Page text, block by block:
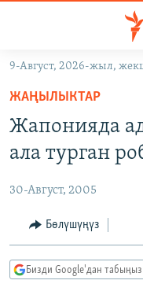
Навигацияга
өтүңүз
Издөөгө
салыңыз
ЭКОНОМИКА
МАДАНИЯТ
БОРБОР АЗИЯ
УКРАИНА
АТАЙЫН ИЛИКТӨӨ
ТВ ПРОГРАММАЛАР
ЭКСПЕРТТЕР ТАЛДАЙТ
ӨЗГӨЧӨ ПИКИР
9-Август, 2026-жыл,
ЖАҢЫЛЫКТАР
Жапонияда
ала турган
30-Август, 2005
Бөлүшүңүз
Бизди Google'дан табыңыз